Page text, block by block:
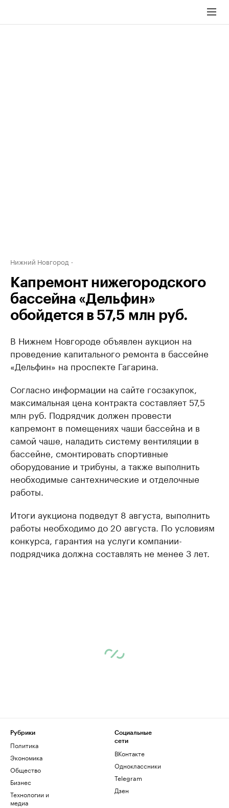
Нижний Новгород
Капремонт нижегородского
бассейна «Дельфин»
обойдется в 57,5 млн руб.
В Нижнем Новгороде объявлен аукцион на
проведение капитального ремонта в бассейне
«Дельфин» на проспекте Гагарина.
Согласно информации на сайте госзакупок,
максимальная цена контракта составляет 57,5
млн руб. Подрядчик должен провести
капремонт в помещениях чаши бассейна и в
самой чаше, наладить систему вентиляции в
бассейне, смонтировать спортивные
оборудование и трибуны, а также выполнить
необходимые сантехнические и отделочные
работы.
Итоги аукциона подведут 8 августа, выполнить
работы необходимо до 20 августа. По условиям
конкурса, гарантия на услуги компании-
подрядчика должна составлять не менее 3 лет.
Рубрики
Политика
Экономика
Общество
Бизнес
Технологии и
медиа
Социальные
сети
ВКонтакте
Одноклассники
Telegram
Дзен